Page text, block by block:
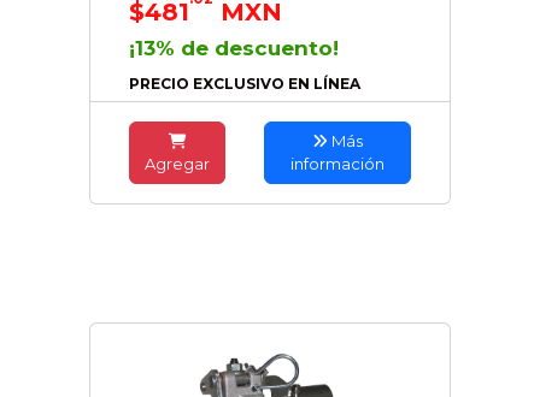
$481 MXN
¡13% de descuento!
PRECIO EXCLUSIVO EN LÍNEA
Agregar
Más
información